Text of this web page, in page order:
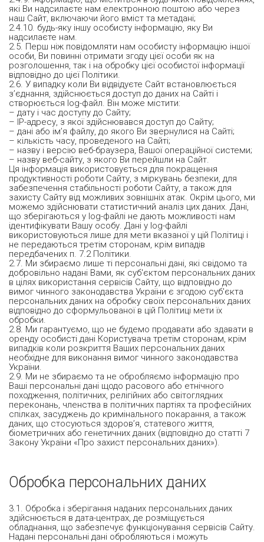
які Ви надсилаєте нам електронною поштою або через
наш Сайт, включаючи його вміст та метадані;
2.4.10. будь-яку іншу особисту інформацію, яку Ви
надсилаєте нам.
2.5. Перш ніж повідомляти нам особисту інформацію іншої
особи, Ви повинні отримати згоду цієї особи як на
розголошення, так і на обробку цієї особистої інформації
відповідно до цієї Політики.
2.6. У випадку коли Ви відвідуєте Сайт встановлюється
з’єднання, здійснюється доступ до даних на Сайті і
створюється log-файл. Він може містити:
– дату і час доступу до Сайту;
– IP-адресу, з якої здійснювався доступ до Сайту;
– дані або ім’я файлу, до якого Ви звернулися на Сайті;
– кількість часу, проведеного на Сайті;
– назву і версію веб-браузера, Вашої операційної системи;
– назву веб-сайту, з якого Ви перейшли на Сайт.
Ця інформація використовується для покращення
продуктивності роботи Сайту, з міркувань безпеки, для
забезпечення стабільності роботи Сайту, а також для
захисту Сайту від можливих зовнішніх атак. Окрім цього, ми
можемо здійснювати статистичний аналіз цих даних. Дані,
що зберігаються у log-файлі не дають можливості нам
ідентифікувати Вашу особу. Дані у log-файлі
використовуються лише для мети вказаної у цій Політиці і
не передаються третім сторонам, крім випадів
передбачених п. 7.2 Політики.
2.7. Ми збираємо лише ті персональні дані, які свідомо та
добровільно надані Вами, як суб'єктом персональних даних
в цілях використання сервісів Сайту, що відповідно до
вимог чинного законодавства України є згодою суб'єкта
персональних даних на обробку своїх персональних даних
відповідно до сформульованої в цій Політиці мети їх
обробки.
2.8. Ми гарантуємо, що не будемо продавати або здавати в
оренду особисті дані Користувача третім сторонам, крім
випадків коли розкриття Ваших персональних даних
необхідне для виконання вимог чинного законодавства
України.
2.9. Ми не збираємо та не обробляємо інформацію про
Ваші персональні дані щодо расового або етнічного
походження, політичних, релігійних або світоглядних
переконань, членства в політичних партіях та професійних
спілках, засуджень до кримінального покарання, а також
даних, що стосуються здоров’я, статевого життя,
біометричних або генетичних даних (відповідно до статті 7
Закону України «Про захист персональних даних»).
Обробка персональних даних
3.1. Обробка і зберігання наданих персональних даних
здійснюється в дата-центрах, де розміщується
обладнання, що забезпечує функціонування сервісів Сайту.
Надані персональні дані обробляються і можуть